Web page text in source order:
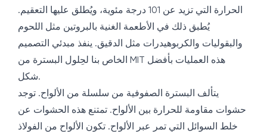
الحرارة التي تزيد عن 101 درجة مئوية، ويُطلق عليها التعقيم.
يُطبق ذلك في الأطعمة الغنية بالبروتين مثل اللحوم
والبقوليات والكربوهيدرات مثل الدقيق. ينفذ مبدئي التصميم
الخاص بنا لحِلول البسترة من MIT هذه العمليات بأفضل
شكل.
يتألف البسترة الصفوفية من سلسلة من الألواح. توجد
حشوات مقاومة للحرارة بين الألواح. تمتنع هذه الحشوات عن
خلط السوائل التي تمر عبر الألواح. تكون الألواح من الفولاذ